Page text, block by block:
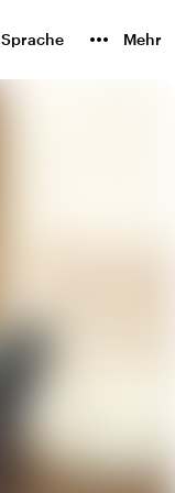
Sprache Mehr
more_horiz